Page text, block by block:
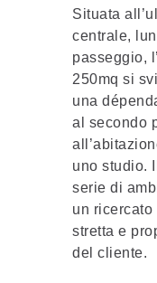
Situata
centrale,
passeggio,
250mq si
una
al secondo
uno studio.
serie di
un
stretta e
del cliente.